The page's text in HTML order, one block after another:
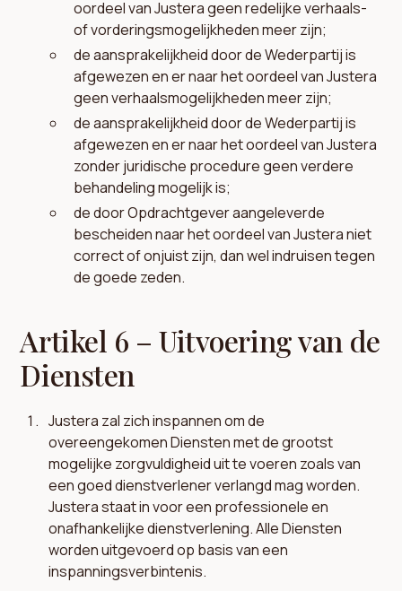
oordeel van Justera geen redelijke verhaals-
of vorderingsmogelijkheden meer zijn;
de aansprakelijkheid door de Wederpartij is
afgewezen en er naar het oordeel van Justera
geen verhaalsmogelijkheden meer zijn;
de aansprakelijkheid door de Wederpartij is
afgewezen en er naar het oordeel van Justera
zonder juridische procedure geen verdere
behandeling mogelijk is;
de door Opdrachtgever aangeleverde
bescheiden naar het oordeel van Justera niet
correct of onjuist zijn, dan wel indruisen tegen
de goede zeden.
Artikel 6 – Uitvoering van de
Diensten
Justera zal zich inspannen om de
overeengekomen Diensten met de grootst
mogelijke zorgvuldigheid uit te voeren zoals van
een goed dienstverlener verlangd mag worden.
Justera staat in voor een professionele en
onafhankelijke dienstverlening. Alle Diensten
worden uitgevoerd op basis van een
inspanningsverbintenis.